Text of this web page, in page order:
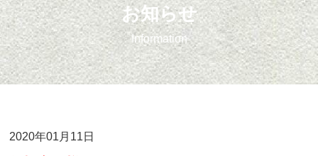
お知らせ
Information
2020年01月11日